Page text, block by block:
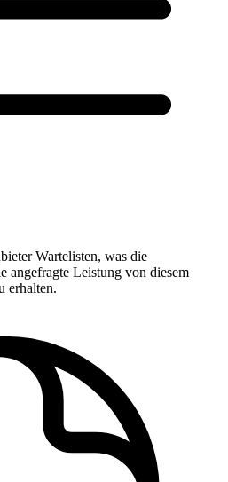
Wartelisten, was die
angefragte Leistung von diesem
erhalten.